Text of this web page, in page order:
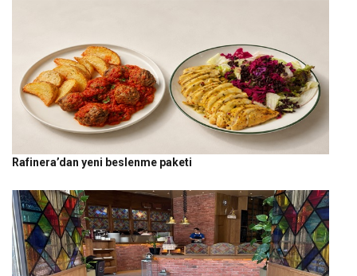
Rafinera’dan yeni beslenme paketi